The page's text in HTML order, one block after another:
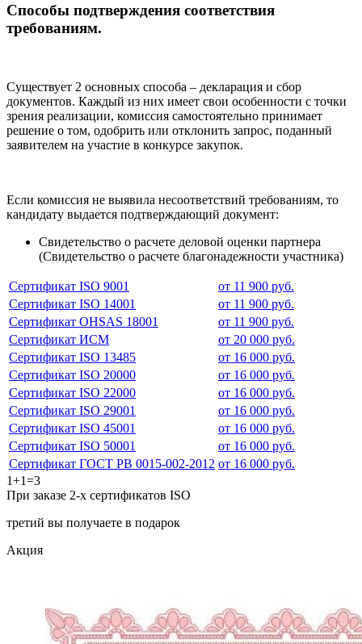
Способы подтверждения соответствия
требованиям.
Существует 2 основных способа – декларация и сбор
документов. Каждый из них имеет свои особенности с точки
зрения реализации, комиссия самостоятельно принимает
решение о том, одобрить или отклонить запрос, поданный
заявителем на участие в конкурсе закупок.
Если комиссия не выявила несоответствий требованиям, то
кандидату выдается подтверждающий документ:
Свидетельство о расчете деловой оценки партнера
(Свидетельство о расчете благонадежности участника)
Сертификат ISO 9001
от 11 900 руб.
Сертификат ISO 14001
от 11 900 руб.
Сертификат OHSAS 18001
от 11 900 руб.
Сертификат ИСМ
от 20 000 руб.
Сертификат ISO 13485
от 16 000 руб.
Сертификат ISO 20000
от 16 000 руб.
Сертификат ISO 22000
от 16 000 руб.
Сертификат ISO 29001
от 16 000 руб.
Сертификат ISO 45001
от 16 000 руб.
Сертификат ISO 50001
от 16 000 руб.
Сертификат ГОСТ РВ 0015-002-2012 от 16 000 руб.
1+1=3
При заказе 2-х сертификатов ISO
третий вы получаете в подарок
Акция